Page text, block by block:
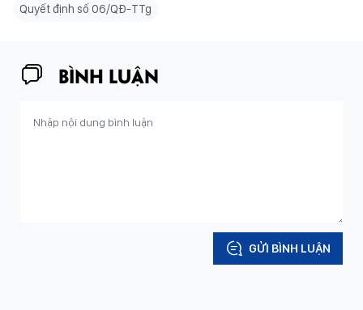
Quyết định số 06/QĐ-TTg
BÌNH LUẬN
GỬI BÌNH LUẬN